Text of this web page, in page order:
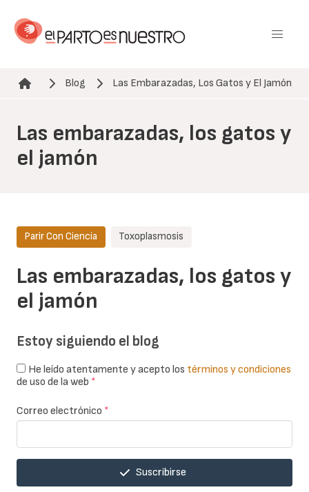
contenido
Ruta de navegación
Blog Las Embarazadas, Los Gatos y El Jamón
Las embarazadas, los gatos y
el jamón
Las embarazadas, los gatos y
el jamón
Parir Con Ciencia Toxoplasmosis
Estoy siguiendo el blog
He leído atentamente y acepto los términos y condiciones
de uso de la web *
Correo electrónico *
Suscribirse